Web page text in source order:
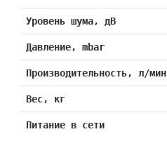
Уровень шума, дВ
Давление, mbar
Производительность, л/мин
Вес, кг
Питание в сети